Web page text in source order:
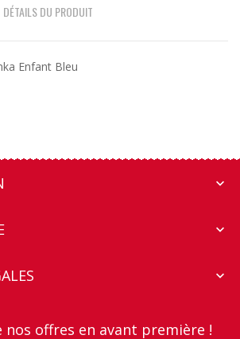
DÉTAILS DU PRODUIT
Enfant Bleu



nos offres en avant première !